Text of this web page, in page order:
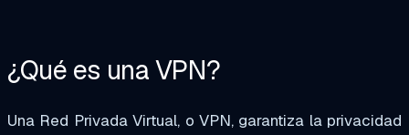
¿Qué es una VPN?
Una Red Privada Virtual, o VPN, garantiza la privacidad